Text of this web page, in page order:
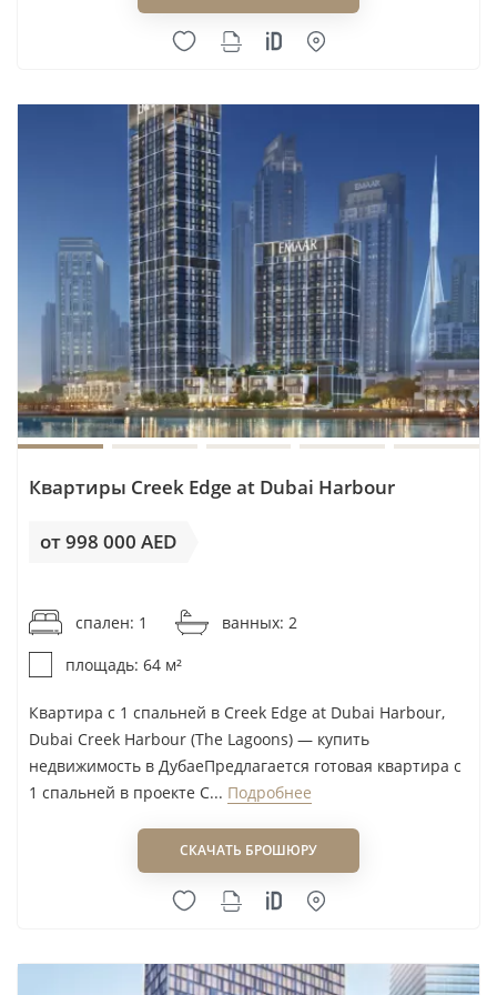
Pinnacle Developers
Prestige One
Preston Properties
PRYSM Development
Purvanchal Real Estate
Qube Development
R.Evolution
Rabdan Developments
Radiant Enterprises
RAK Properties
Range Developments
Reef Luxury Development
Richmind
Rijas ACES Property
Roof Enterprises & Development
Roya Developer
Royal Development Company
Royal Group Holding LLC
RSG Group
Rukan Developer
SAAS
Квартиры Creek Edge at Dubai Harbour
от 998 000 AED
спален: 1
ванных: 2
площадь: 64 м²
Квартира с 1 спальней в Creek Edge at Dubai Harbour,
Dubai Creek Harbour (The Lagoons) — купить
недвижимость в ДубаеПредлагается готовая квартира с
1 спальней в проекте C... Подробнее
СКАЧАТЬ БРОШЮРУ